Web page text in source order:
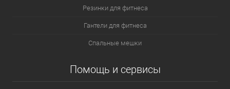
Резинки для фитнеса
Гантели для фитнеса
Спальные мешки
Помощь и сервисы